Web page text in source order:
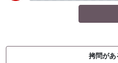
拷問があ